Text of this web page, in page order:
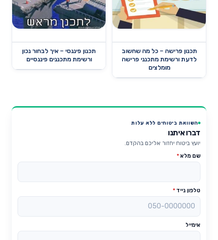
תכנון פרישה – כל מה שחשוב
לדעת ורשימת מתכנני פרישה
מומלצים
תכנון פיננסי – איך לבחור נכון
ורשימת מתכננים פיננסיים
השוואת ביטוחים ללא עלות
דברו איתנו
יועץ ביטוח יחזור אליכם בהקדם.
שם מלא*
טלפון נייד *
אימייל